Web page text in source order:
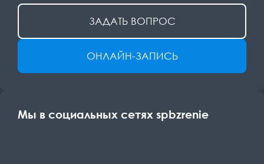
ЗАДАТЬ ВОПРОС
ОНЛАЙН-ЗАПИСЬ
Мы в социальных сетях spbzrenie